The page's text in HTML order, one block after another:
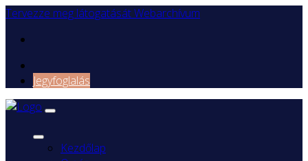
Tervezze meg látogatásátWebarchívum
Jegyfoglalás
Kezdőlap